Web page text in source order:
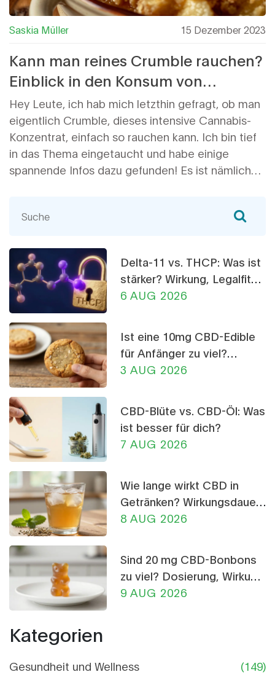
Saskia Müller 15 Dezember 2023
Kann man reines Crumble rauchen?
Einblick in den Konsum von
Cannabis-Konzentraten
Hey Leute, ich hab mich letzthin gefragt, ob man
eigentlich Crumble, dieses intensive Cannabis-
Konzentrat, einfach so rauchen kann. Ich bin tief
in das Thema eingetaucht und habe einige
spannende Infos dazu gefunden! Es ist nämlich
Erlebnis herauszuholen. Lasst uns diese Reise
Techniken und Tools herausfinden, die man
braucht, um Crumble richtig zu genießen.
Delta-11 vs. THCP: Was ist
stärker? Wirkung, Legalfität
und Risiken im Vergleich
6 AUG 2026
Ist eine 10mg CBD-Edible
für Anfänger zu viel?
Dosierungs-Ratgeber
3 AUG 2026
CBD-Blüte vs. CBD-Öl: Was
ist besser für dich?
7 AUG 2026
Wie lange wirkt CBD in
Getränken? Wirkungsdauer,
Tipps & Dosierung
8 AUG 2026
Sind 20 mg CBD-Bonbons
zu viel? Dosierung, Wirkung
& Sicherheit erklärt
9 AUG 2026
Kategorien
Gesundheit und Wellness
(149)